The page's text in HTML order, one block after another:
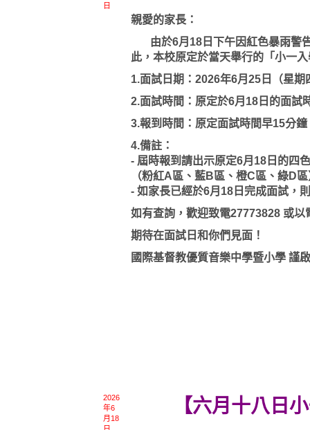
日
親愛的家長：
由於6月18日下午因紅色暴雨警
此，本校原定於當天舉行的「小一
1.面試日期：2026年6月25日（星期
2.面試時間：原定於6月18日的面試
3.報到時間：原定面試時間早15分鐘
4.備註：
- 屆時報到請出示原定6月18日的四
（粉紅A區、藍B區、橙C區、綠D
- 如家長已經於6月18日完成面試，
如有查詢，歡迎致電27773828 或以
期待在面試日和你們見面！
國際基督教優質音樂中學暨小學 謹啟
2026
年6
月18
【六月十八日